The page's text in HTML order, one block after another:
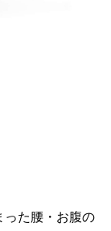
った腰・お腹の